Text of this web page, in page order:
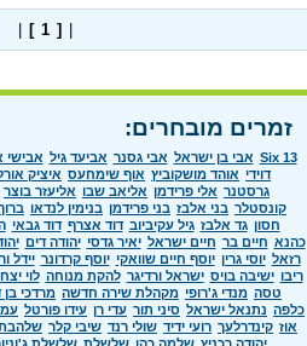
[ 1 ]
זמרים מובחרים:
Six 13 אבי בן ישראל אבי גסנר אביעד גיל אבישי
דוידי אוהד מושקוביץ אוף שימחעס איציק
גרסטנר אלי פרידמן אליאב שבו אליעזר בוצר
קונסטלר בני אלבז בני פרידמן בנימין לנדאו
חסון גד אלבז גיל עקיביוב דוד אצרף דוד גבאי
כהנא חיים בר חיים ישראל יאיר גדסי יהודה דים
רזאל יוסי גרין יוסף חיים שוואקי יוסף קרדונר יידל
ריבו ישיבה בויס ישראל ורדיגר להקת מנוחה לוי
טסה מנדי ג'רופי מקהלת שירה חדשה מרדכי בן
כלפה נתנאל ישראל סיני תור עדי רן עידו פורטל
אוז קינדרלעך רועי ידיד שולי רנד שיבי קלר